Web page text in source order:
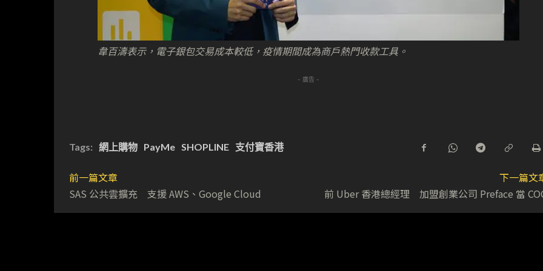
韋百濤表示，電子銀包交易成本較低，疫情期間成為商戶熱門收款工具。
- 廣告 -
Tags: 網上購物 PayMe SHOPLINE 支付寶香港
前一篇文章
SAS 公共雲擴充 支援 AWS、Google Cloud
下一篇文
前 Uber 香港總經理 加盟創業公司 Preface 當